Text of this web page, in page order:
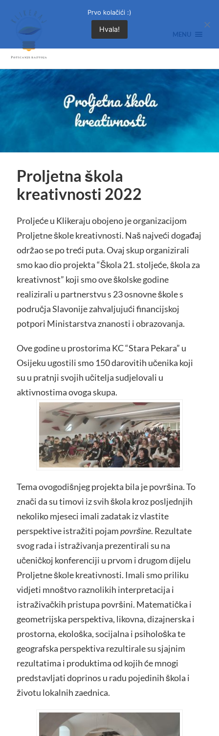
MENU
Proljetna škola
kreativnosti 2022
Proljeće u Klikeraju obojeno je organizacijom
Proljetne škole kreativnosti. Naš najveći događaj
održao se po treći puta. Ovaj skup organizirali
smo kao dio projekta “Škola 21. stoljeće, škola za
kreativnost” koji smo ove školske godine
realizirali u partnerstvu s 23 osnovne škole s
područja Slavonije zahvaljujući financijskoj
potpori Ministarstva znanosti i obrazovanja.
Ove godine u prostorima KC “Stara Pekara” u
Osijeku ugostili smo 150 darovitih učenika koji
su u pratnji svojih učitelja sudjelovali u
aktivnostima ovoga skupa.
Tema ovogodišnjeg projekta bila je površina. To
znači da su timovi iz svih škola kroz posljednjih
nekoliko mjeseci imali zadatak iz vlastite
perspektive istražiti pojampovršine. Rezultate
svog rada i istraživanja prezentirali su na
učeničkoj konferenciji u prvom i drugom dijelu
Proljetne škole kreativnosti. Imali smo priliku
vidjeti mnoštvo raznolikih interpretacija i
istraživačkih pristupa površini. Matematička i
geometrijska perspektiva, likovna, dizajnerska i
prostorna, ekološka, socijalna i psihološka te
geografska perspektiva rezultirale su sjajnim
rezultatima i produktima od kojih će mnogi
predstavljati doprinos u radu pojedinih škola i
životu lokalnih zaednica.
Prvo kolačići :)
Hvala!